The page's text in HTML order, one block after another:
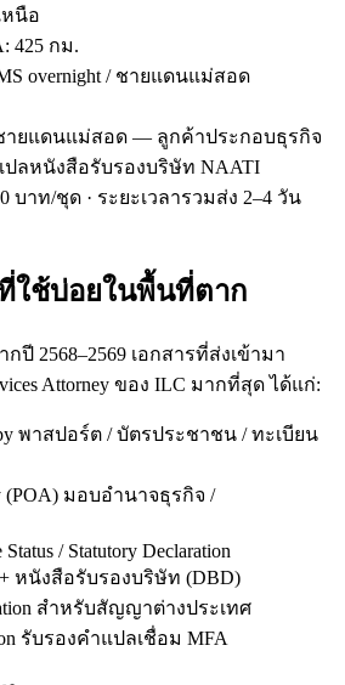
หนือ
425 กม.
overnight / ชายแดนแม่สอด
ายแดนแม่สอด — ลูกค้าประกอบธุรกิจ
ลหนังสือรับรองบริษัท NAATI
บาท/ชุด · ระยะเวลารวมส่ง 2–4 วัน
ใช้บ่อยในพื้นที่ตาก
ปี 2568–2569 เอกสารที่ส่งเข้ามา
Attorney ของ ILC มากที่สุด ได้แก่:
พาสปอร์ต / บัตรประชาชน / ทะเบียน
(POA) มอบอำนาจธุรกิจ /
/ Statutory Declaration
+ หนังสือรับรองบริษัท (DBD)
สำหรับสัญญาต่างประเทศ
รับรองคำแปลเชื่อม MFA